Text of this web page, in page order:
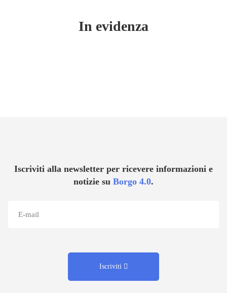
In evidenza
Iscriviti alla newsletter per ricevere informazioni e
notizie su Borgo 4.0.
Iscriviti